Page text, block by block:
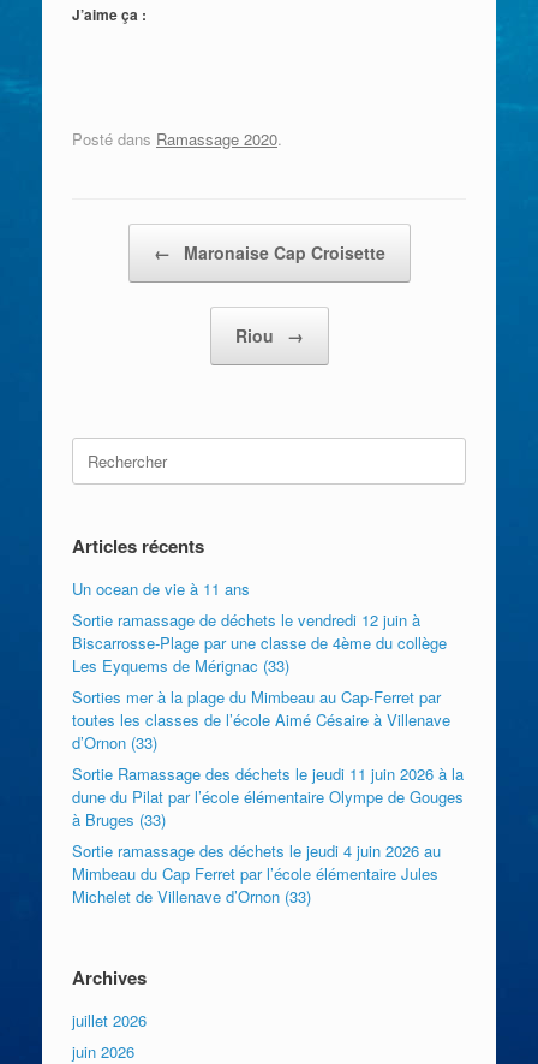
J’aime ça :
Posté dans Ramassage 2020.
← Maronaise Cap Croisette
Riou →
Search
for:
Articles récents
Un ocean de vie à 11 ans
Sortie ramassage de déchets le vendredi 12 juin à
Biscarrosse-Plage par une classe de 4ème du collège
Les Eyquems de Mérignac (33)
Sorties mer à la plage du Mimbeau au Cap-Ferret par
toutes les classes de l’école Aimé Césaire à Villenave
d’Ornon (33)
Sortie Ramassage des déchets le jeudi 11 juin 2026 à la
dune du Pilat par l’école élémentaire Olympe de Gouges
à Bruges (33)
Sortie ramassage des déchets le jeudi 4 juin 2026 au
Mimbeau du Cap Ferret par l’école élémentaire Jules
Michelet de Villenave d’Ornon (33)
Archives
juillet 2026
juin 2026